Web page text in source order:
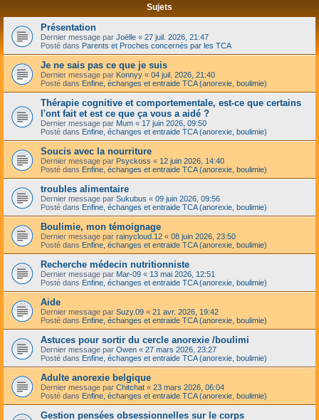
Sujets
Présentation
Dernier message par Joëlle « 27 juil. 2026, 21:47
Posté dans Parents et Proches concernés par les TCA
Je ne sais pas ce que je suis
Dernier message par Konnyy « 04 juil. 2026, 21:40
Posté dans Enfine, échanges et entraide TCA (anorexie, boulimie)
Thérapie cognitive et comportementale, est-ce que certains
l'ont fait et est ce que ça vous a aidé ?
Dernier message par Mum « 17 juin 2026, 09:50
Posté dans Enfine, échanges et entraide TCA (anorexie, boulimie)
Soucis avec la nourriture
Dernier message par Psyckoss « 12 juin 2026, 14:40
Posté dans Enfine, échanges et entraide TCA (anorexie, boulimie)
troubles alimentaire
Dernier message par Sukubus « 09 juin 2026, 09:56
Posté dans Enfine, échanges et entraide TCA (anorexie, boulimie)
Boulimie, mon témoignage
Dernier message par rainycloud.12 « 08 juin 2026, 23:50
Posté dans Enfine, échanges et entraide TCA (anorexie, boulimie)
Recherche médecin nutritionniste
Dernier message par Mar-09 « 13 mai 2026, 12:51
Posté dans Enfine, échanges et entraide TCA (anorexie, boulimie)
Aide
Dernier message par Suzy.09 « 21 avr. 2026, 19:42
Posté dans Enfine, échanges et entraide TCA (anorexie, boulimie)
Astuces pour sortir du cercle anorexie /boulimi
Dernier message par Owen « 27 mars 2026, 23:27
Posté dans Enfine, échanges et entraide TCA (anorexie, boulimie)
Adulte anorexie belgique
Dernier message par Chitchat « 23 mars 2026, 06:04
Posté dans Enfine, échanges et entraide TCA (anorexie, boulimie)
Gestion pensées obsessionnelles sur le corps